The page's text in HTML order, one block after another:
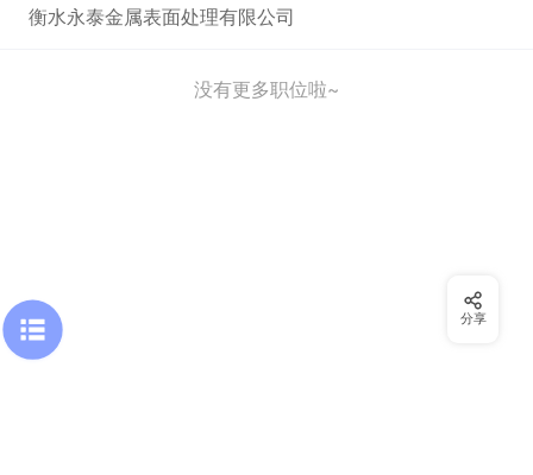
衡水永泰金属表面处理有限公司
没有更多职位啦~
分享